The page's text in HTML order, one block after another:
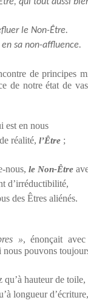
le Non-Être.
en sa non-affluence.
de principes
de notre état de
est en nous
réalité, l’Être ;
nous, le Non-Être
d’irréductibilité,
des Êtres aliénés.
», énonçait
pouvons
qu’à hauteur de toile,
longueur d’écriture,